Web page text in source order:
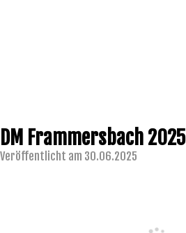
DM Frammersbach 2025
Veröffentlicht am 30.06.2025